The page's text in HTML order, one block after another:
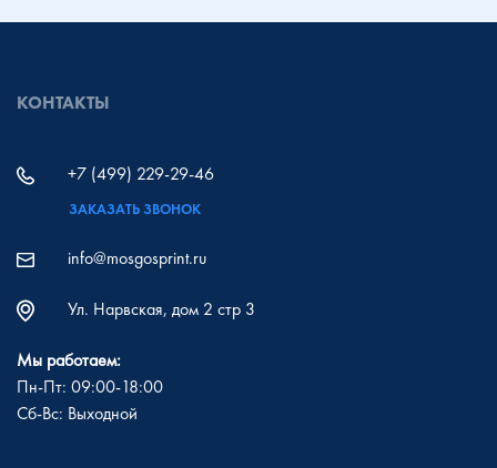
КОНТАКТЫ
+7 (499) 229-29-46
ЗАКАЗАТЬ ЗВОНОК
info@mosgosprint.ru
Ул. Нарвская, дом 2 стр 3
Мы работаем:
Пн-Пт: 09:00-18:00
Сб-Вс: Выходной